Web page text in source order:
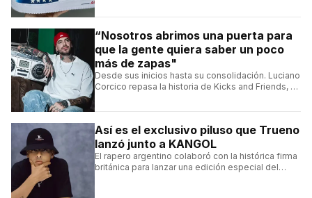
“Nosotros abrimos una puerta para
que la gente quiera saber un poco
más de zapas"
Desde sus inicios hasta su consolidación. Luciano
Corcico repasa la historia de Kicks and Friends, el
Así es el exclusivo piluso que Trueno
lanzó junto a KANGOL
El rapero argentino colaboró con la histórica firma
británica para lanzar una edición especial del